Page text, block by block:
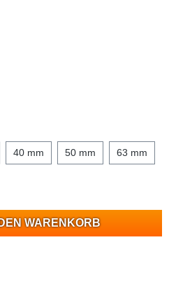
40 mm 50 mm 63 mm
WARENKORB